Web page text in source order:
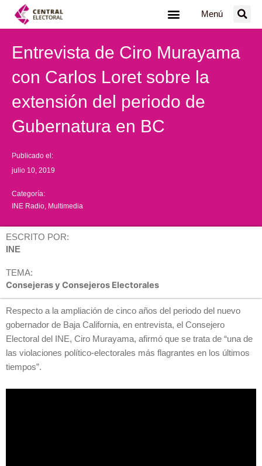
Menú
Entrevista de Ciro Murayama
con Carlos Loret sobre la
extensión del periodo de
Gubernatura en BC
Publicado el:
julio 10, 2019
Categoría:
INE Radio Multimedia
ESCRITO POR:
INE
TEMA:
Consejeras y Consejeros Electorales
Respecto a la ampliación de cinco años del periodo del nuevo
gobernador de Baja California, en entrevista, el Consejero
Electoral del INE, Ciro Murayama, afirmó que se trata de “una de
las violaciones político-electorales más flagrantes en los últimos
tiempos”.